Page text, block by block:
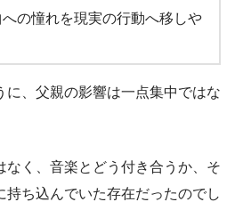
の憧れを現実の行動へ移しや
に、父親の影響は一点集中ではな
なく、音楽とどう付き合うか、そ
持ち込んでいた存在だったのでし